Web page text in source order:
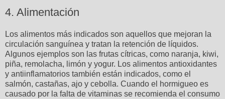
4. Alimentación
Los alimentos más indicados son aquellos que mejoran la
circulación sanguínea y tratan la retención de líquidos.
Algunos ejemplos son las frutas cítricas, como naranja, kiwi,
piña, remolacha, limón y yogur. Los alimentos antioxidantes
y antiinflamatorios también están indicados, como el
salmón, castañas, ajo y cebolla. Cuando el hormigueo es
causado por la falta de vitaminas se recomienda el consumo